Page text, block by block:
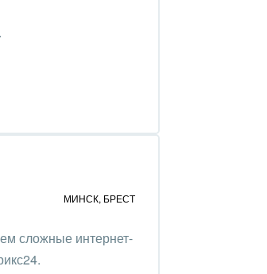
МИНСК, БРЕСТ
сложные интернет-